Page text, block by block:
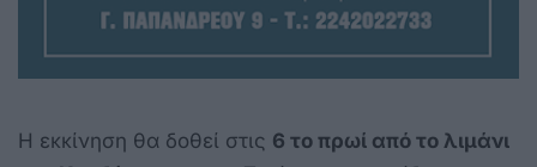
Η εκκίνηση θα δοθεί στις 6 το πρωί από το λιμάνι